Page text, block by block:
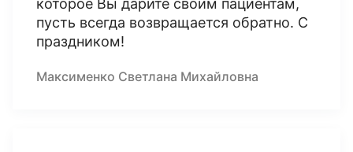
которое Вы дарите своим пациентам,
пусть всегда возвращается обратно. С
праздником!
Максименко Светлана Михайловна